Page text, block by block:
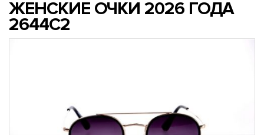
ЖЕНСКИЕ ОЧКИ 2026 ГОДА
2644C2